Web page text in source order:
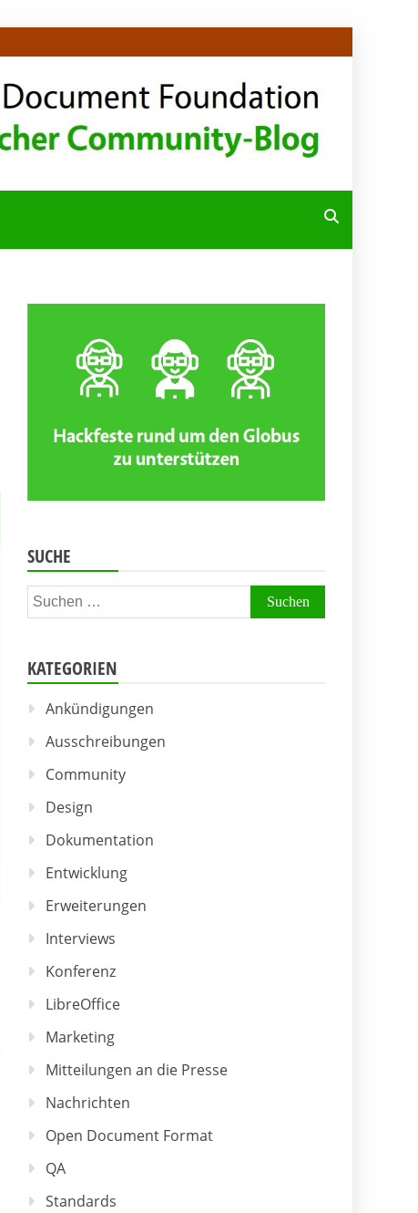
SUCHE
Suchen
nach:
KATEGORIEN
Ankündigungen
Ausschreibungen
Community
Design
Dokumentation
Entwicklung
Erweiterungen
Interviews
Konferenz
LibreOffice
Marketing
Mitteilungen an die Presse
Nachrichten
Open Document Format
QA
Standards